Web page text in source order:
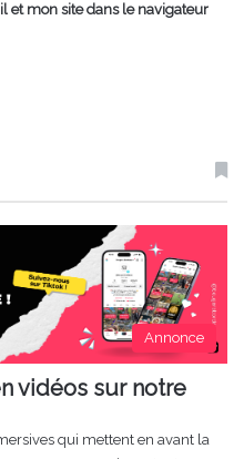
et mon site dans le navigateur
Annonce
vidéos sur notre
qui mettent en avant la